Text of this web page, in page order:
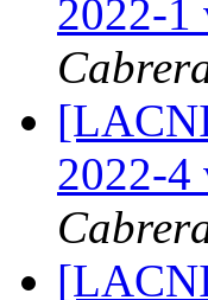
2022-
2022-4